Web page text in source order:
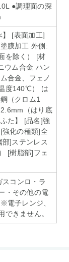
●調理面の深
】 [表面加工]
膜加工 外側:
を除く） [材
ウム合金 ハン
合金、フェノ
度140℃） は
（クロム1
（はり底
た】 [品名]強
化の種類]全
]ステンレス
[樹脂部]フェ
コンロ・ラ
・その他の電
電子レンジ、
できません。